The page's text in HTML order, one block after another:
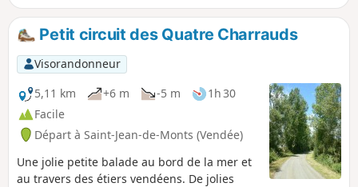
Douaniers et le Chemin des Peintres, vous découvrirez une
partie escarpée de la Côte de Jade avec ses plages aux eaux
limpides.Petit circuit des Quatre Charrauds
Visorandonneur
5,11 km
+6 m -5 m
1h 30
Facile
Départ à Saint-Jean-de-Monts (Vendée)
Une jolie petite balade au bord de la mer et
au travers des étiers vendéens. De jolies